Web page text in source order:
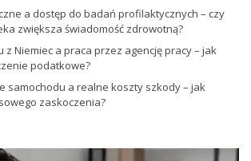
a dostęp do badań profilaktycznych – czy
zwiększa świadomość zdrowotną?
z Niemiec a praca przez agencję pracy – jak
podatkowe?
samochodu a realne koszty szkody – jak
zaskoczenia?